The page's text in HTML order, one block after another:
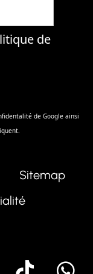
de
de Google ainsi
Sitemap
Youtube
Tik